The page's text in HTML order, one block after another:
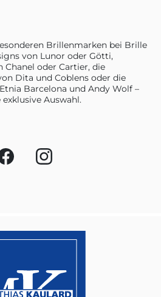
Brillenmarken bei Brille
von Lunor oder Götti,
Chanel oder Cartier, die
Dita und Coblens oder die
Barcelona und Andy Wolf –
Auswahl.